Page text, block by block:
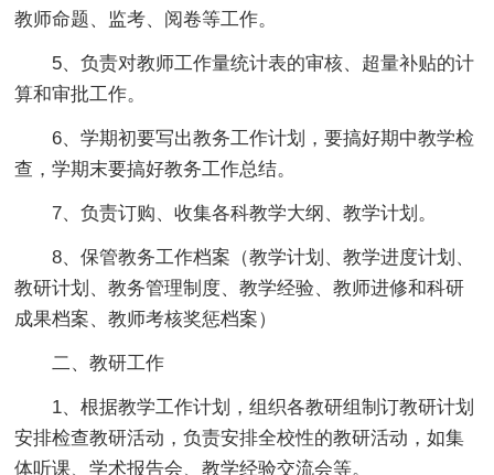
教师命题、监考、阅卷等工作。
5、负责对教师工作量统计表的审核、超量补贴的计
算和审批工作。
6、学期初要写出教务工作计划，要搞好期中教学检
查，学期末要搞好教务工作总结。
7、负责订购、收集各科教学大纲、教学计划。
8、保管教务工作档案（教学计划、教学进度计划、
教研计划、教务管理制度、教学经验、教师进修和科研
成果档案、教师考核奖惩档案）
二、教研工作
1、根据教学工作计划，组织各教研组制订教研计划
安排检查教研活动，负责安排全校性的教研活动，如集
体听课、学术报告会、教学经验交流会等。